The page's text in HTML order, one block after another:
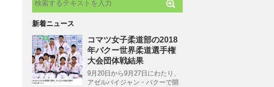
新着ニュース
コマツ女子柔道部の2018
年バクー世界柔道選手権
大会団体戦結果
9月20日から9月27日にわたり、
アゼルバイジャン・バクーで開